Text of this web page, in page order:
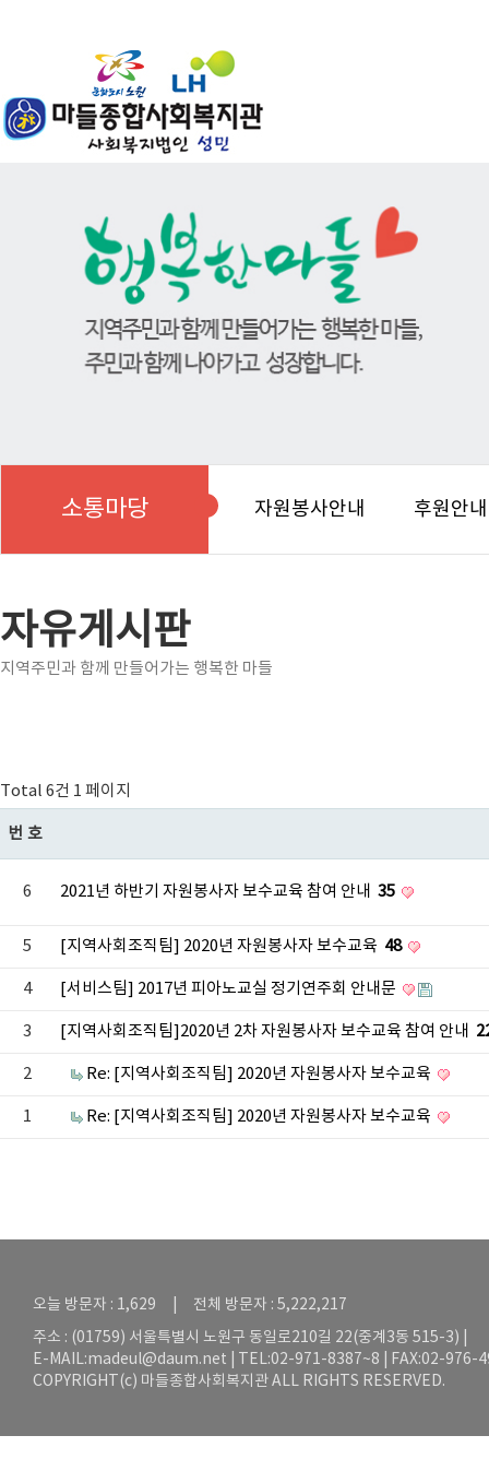
소통마당 자원봉사안내 후원안내
자유게시판
지역주민과 함께 만들어가는 행복한 마들
Total 6건 1 페이지
번호
6 2021년 하반기 자원봉사자 보수교육 참여 안내 35
5 [지역사회조직팀] 2020년 자원봉사자 보수교육 48
4 [서비스팀] 2017년 피아노교실 정기연주회 안내문
3 [지역사회조직팀]2020년 2차 자원봉사자 보수교육 참여 안내
2 Re: [지역사회조직팀] 2020년 자원봉사자 보수교육
1 Re: [지역사회조직팀] 2020년 자원봉사자 보수교육
오늘 방문자 : 1,629 | 전체 방문자 : 5,222,217
주소 : (01759) 서울특별시 노원구 동일로210길 22(중계3동 515-3) |
E-MAIL:madeul@daum.net | TEL:02-971-8387~8 | FAX:02-976-
COPYRIGHT(c) 마들종합사회복지관 ALL RIGHTS RESERVED.